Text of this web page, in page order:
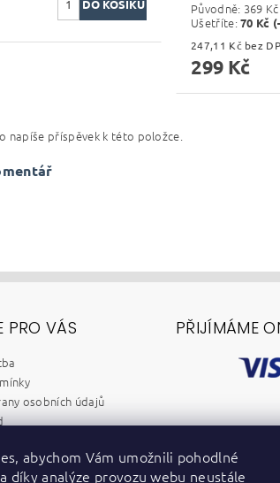
Původně: 369 Kč
Ušetříte:70 Kč
247,11 Kč bez
299 Kč
napíše příspěvek k této položce.
PRO VÁS
osobních údajů
a baterií
PŘIJÍMÁME
abychom Vám umožnili pohodlné
díky analýze provozu webu neustále